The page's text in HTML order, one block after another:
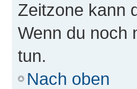
Zeitzone kann
Wenn du noch
tun.
Nach oben